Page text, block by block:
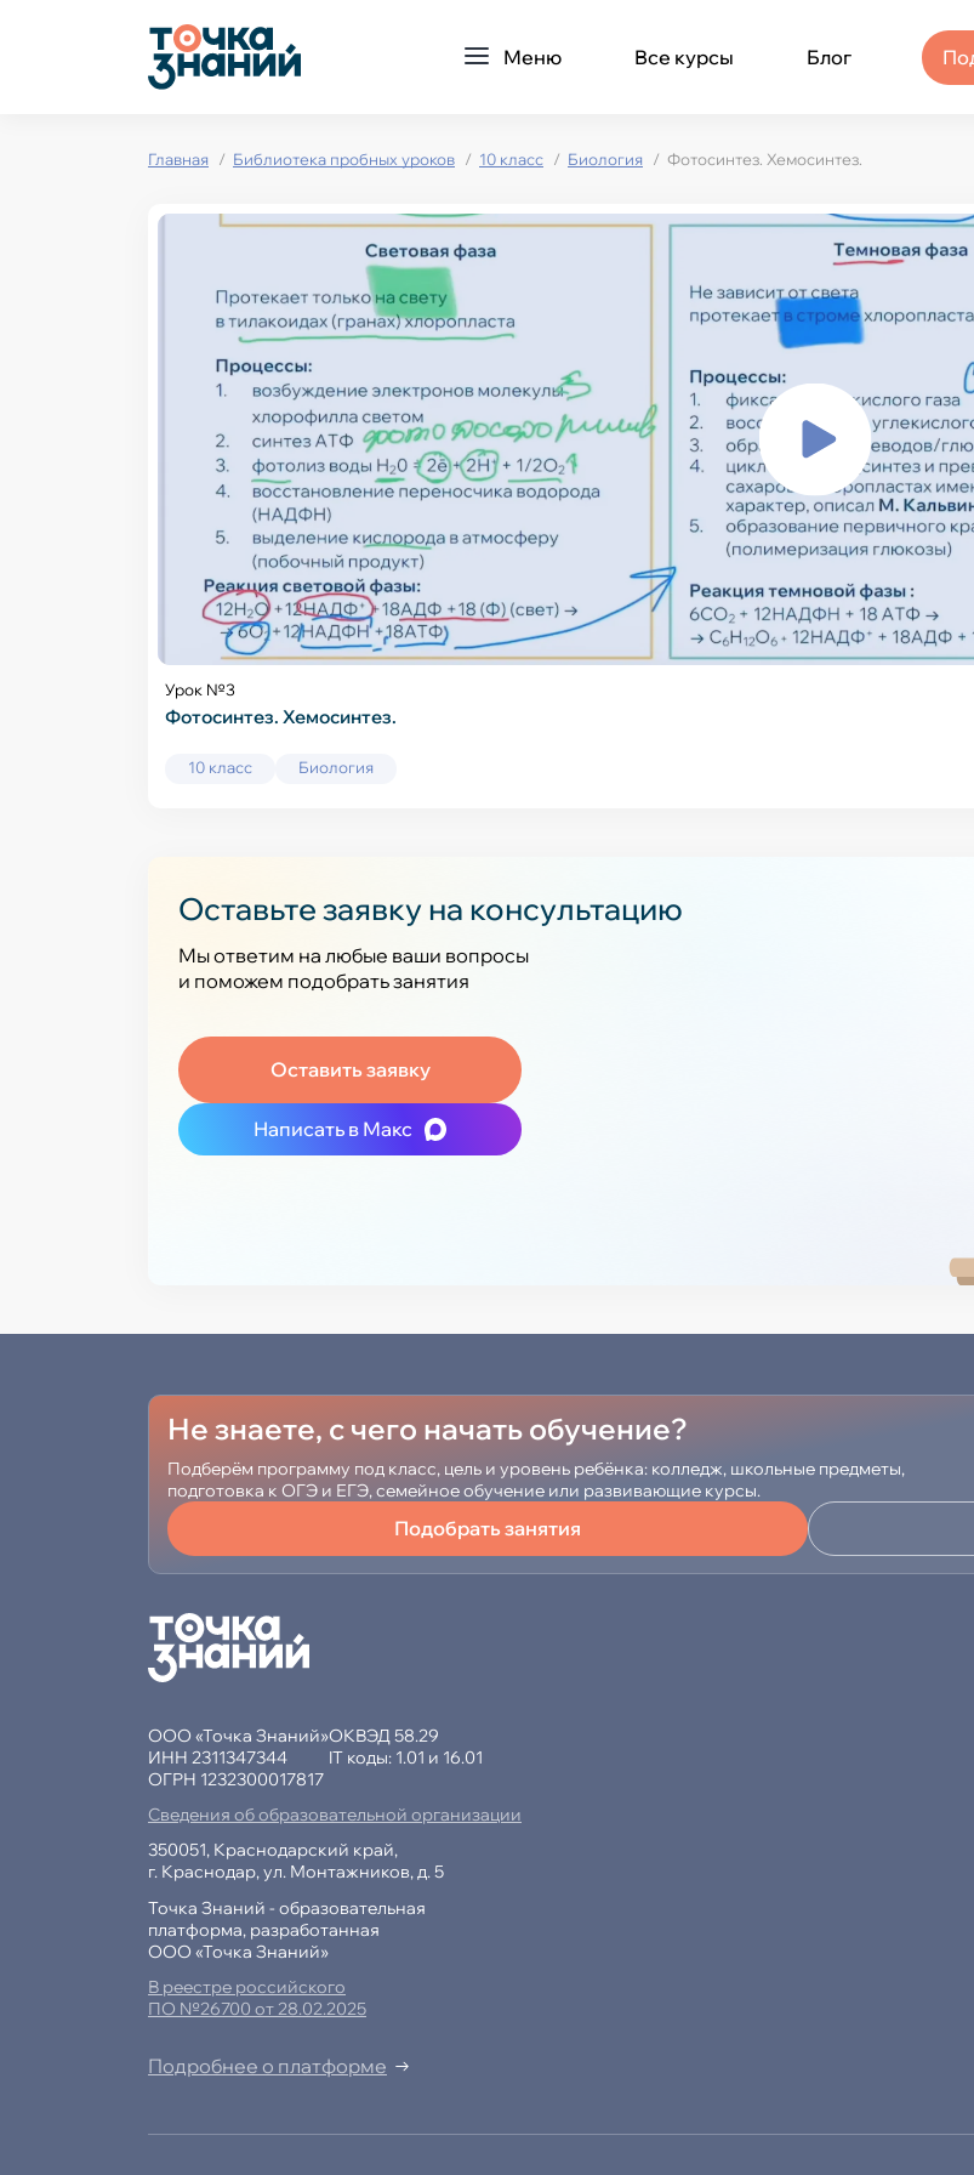
Меню Все курсы Блог
Главная Библиотека пробных уроков 10 класс Биология Фотосинтез. Хемосинтез.
Урок №3
Фотосинтез. Хемосинтез.
10 класс Биология
Оставьте заявку на консультацию
Мы ответим на любые ваши вопросы
и поможем подобрать занятия
Оставить заявку
Написать в Макс
Не знаете, с чего начать обучение?
Подберём программу под класс, цель и уровень ребёнка: колледж, школьные предметы,
подготовка к ОГЭ и ЕГЭ, семейное обучение или развивающие курсы.
Подобрать занятия
ООО «Точка Знаний»
ИНН 2311347344
ОГРН 1232300017817
ОКВЭД 58.29
IT коды: 1.01 и 16.01
Сведения об образовательной организации
350051, Краснодарский край,
г. Краснодар, ул. Монтажников, д. 5
Точка Знаний - образовательная
платформа, разработанная
ООО «Точка Знаний»
В реестре российского
ПО №26700 от 28.02.2025
Подробнее о платформе